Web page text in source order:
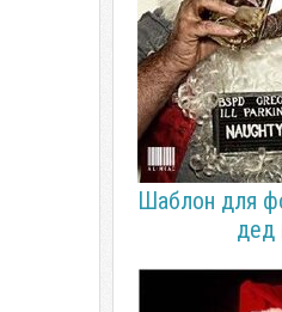
Шаблон для
дед